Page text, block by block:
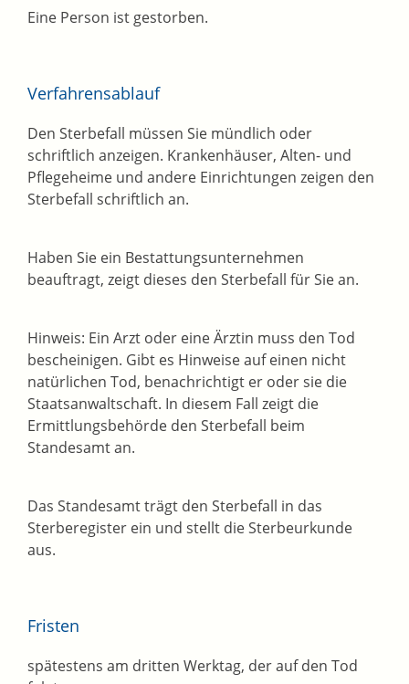
Eine Person ist gestorben.
Verfahrensablauf
Den Sterbefall müssen Sie mündlich oder
schriftlich anzeigen. Krankenhäuser, Alten- und
Pflegeheime und andere Einrichtungen zeigen den
Sterbefall schriftlich an.
Haben Sie ein Bestattungsunternehmen
beauftragt, zeigt dieses den Sterbefall für Sie an.
Hinweis: Ein Arzt oder eine Ärztin muss den Tod
bescheinigen. Gibt es Hinweise auf einen nicht
natürlichen Tod, benachrichtigt er oder sie die
Staatsanwaltschaft. In diesem Fall zeigt die
Ermittlungsbehörde den Sterbefall beim
Standesamt an.
Das Standesamt trägt den Sterbefall in das
Sterberegister ein und stellt die Sterbeurkunde
aus.
Fristen
spätestens am dritten Werktag, der auf den Tod